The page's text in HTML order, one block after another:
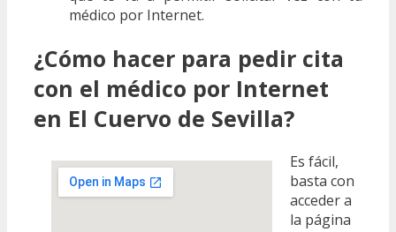
médico por Internet.
¿Cómo hacer para pedir cita
con el médico por Internet
en El Cuervo de Sevilla?
Es fácil,
basta con
acceder a
la página